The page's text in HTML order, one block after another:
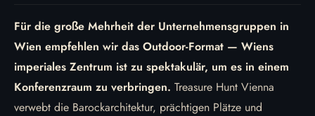
Für die große Mehrheit der Unternehmensgruppen in
Wien empfehlen wir das Outdoor-Format — Wiens
imperiales Zentrum ist zu spektakulär, um es in einem
Konferenzraum zu verbringen. Treasure Hunt Vienna
verwebt die Barockarchitektur, prächtigen Plätze und